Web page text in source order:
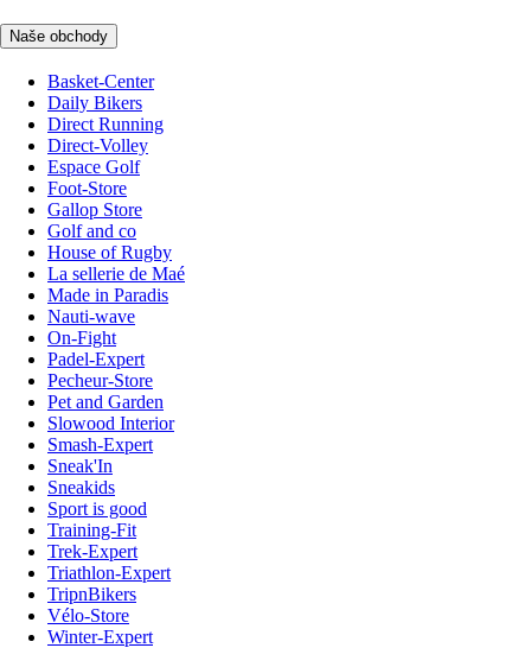
Naše obchody
Basket-Center
Daily Bikers
Direct Running
Direct-Volley
Espace Golf
Foot-Store
Gallop Store
Golf and co
House of Rugby
La sellerie de Maé
Made in Paradis
Nauti-wave
On-Fight
Padel-Expert
Pecheur-Store
Pet and Garden
Slowood Interior
Smash-Expert
Sneak'In
Sneakids
Sport is good
Training-Fit
Trek-Expert
Triathlon-Expert
TripnBikers
Vélo-Store
Winter-Expert